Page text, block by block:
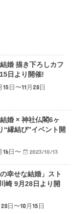
婚 描き下ろしカフ
日より開催!
日〜11月28日
婚 × 神社仏閣6ヶ
“縁結び”イベント開
16日〜
2023/10/13
幸せな結婚」スト
崎 9月28日より開
日〜10月15日